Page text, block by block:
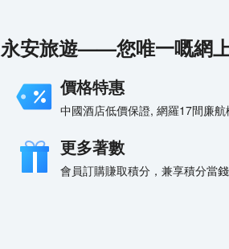
永安旅遊——您唯一嘅網
價格特惠
中國酒店低價保證, 網羅17間廉航
更多著數
會員訂購賺取積分，兼享積分當